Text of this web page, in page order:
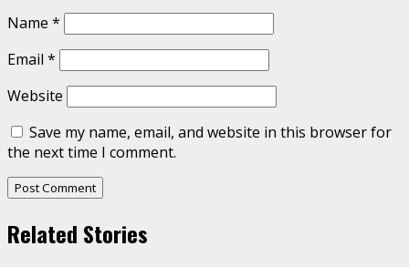
Name *
Email *
Website
Save my name, email, and website in this browser for
the next time I comment.
Related Stories